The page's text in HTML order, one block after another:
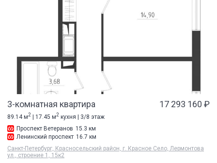
3-комнатная квартира 17 293 160 ₽
89.14 м2 | 17.45 м2 кухня | 3/8 этаж
Проспект Ветеранов 15.3 км
Ленинский проспект 16.7 км
Санкт-Петербург, Красносельский район, г. Красное Село, Лермонтова
ул., строение 1, 15к2